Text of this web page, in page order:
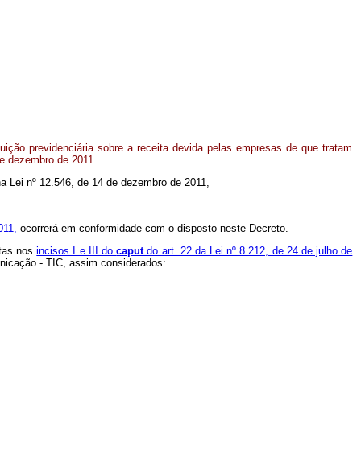
previdenciária sobre a receita devida pelas empresas de que tratam
dezembro de 2011.
nº 12.546, de 14 de dezembro de 2011,
ocorrerá em conformidade com o disposto neste Decreto.
nosincisos I e III docaputdo art. 22 da Lei nº 8.212, de 24 de julho de
- TIC, assim considerados: